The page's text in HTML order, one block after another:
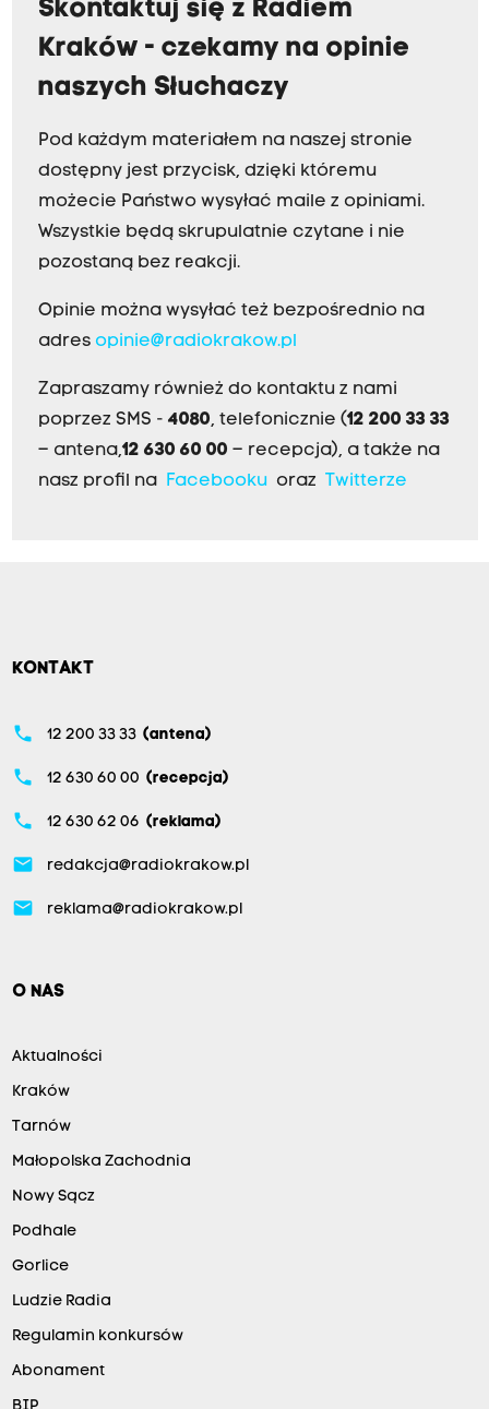
Skontaktuj się z Radiem
Kraków - czekamy na opinie
naszych Słuchaczy
Pod każdym materiałem na naszej stronie
dostępny jest przycisk, dzięki któremu
możecie Państwo wysyłać maile z opiniami.
Wszystkie będą skrupulatnie czytane i nie
pozostaną bez reakcji.
Opinie można wysyłać też bezpośrednio na
adres opinie@radiokrakow.pl
Zapraszamy również do kontaktu z nami
poprzez SMS - 4080, telefonicznie (12 200 33 33
– antena,12 630 60 00 – recepcja), a także na
nasz profil na Facebookuoraz Twitterze
KONTAKT
phone 12 200 33 33 (antena)
phone 12 630 60 00 (recepcja)
phone 12 630 62 06 (reklama)
email redakcja@radiokrakow.pl
email reklama@radiokrakow.pl
O NAS
Aktualności
Kraków
Tarnów
Małopolska Zachodnia
Nowy Sącz
Podhale
Gorlice
Ludzie Radia
Regulamin konkursów
Abonament